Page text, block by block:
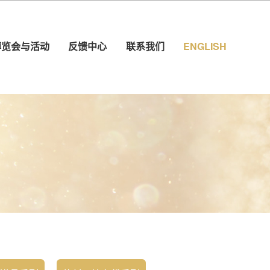
会与活动 反馈中心 联系我们 ENGLISH